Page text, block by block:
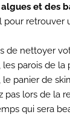
et des
pour retrouver
de nettoyer
parois de la
le panier de
pas lors de la
qui sera